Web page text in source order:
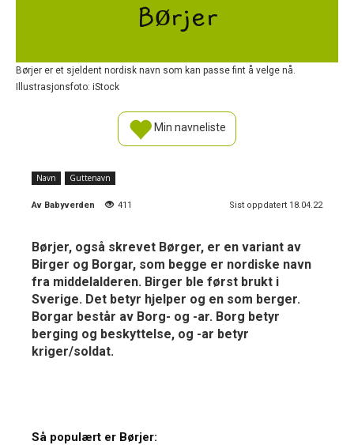
Børjer
Børjer er et sjeldent nordisk navn som kan passe fint å velge nå.
Illustrasjonsfoto: iStock
Min navneliste
Navn Guttenavn
Av Babyverden 411 Sist oppdatert 18.04.22
Børjer, også skrevet Børger, er en variant av
Birger og Borgar, som begge er nordiske navn
fra middelalderen. Birger ble først brukt i
Sverige. Det betyr hjelper og en som berger.
Borgar består av Borg- og -ar. Borg betyr
berging og beskyttelse, og -ar betyr
kriger/soldat.
Så populært er Børjer: